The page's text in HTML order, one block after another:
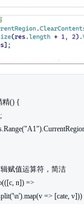
精() {
赋值运算符，简洁
n]) =>